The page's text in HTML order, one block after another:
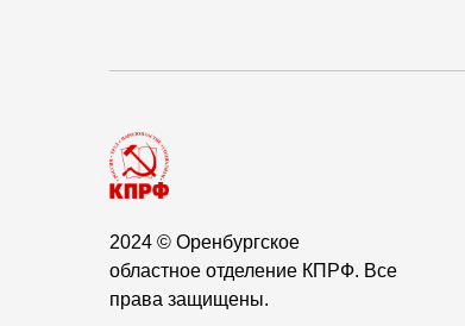
2024 © Оренбургское
областное отделение КПРФ. Все
права защищены.